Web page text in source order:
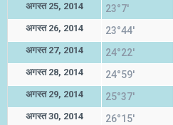
अगस्त 25, 2014 23°7'
अगस्त 26, 2014 23°44'
अगस्त 27, 2014 24°22'
अगस्त 28, 2014 24°59'
अगस्त 29, 2014 25°37'
अगस्त 30, 2014 26°15'